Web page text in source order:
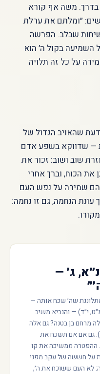
בדרך. משה אף קורא
״ומלתם את ערלת
שבלב. הפרשה
בקול ה׳ הוא
על כל זה תלויה
שהאויב הגדול של
— שדווקא בשפע אדם
שוב ושוב: זכור את
את הכוח, וברך אחרי
הם שמירה על נפש העם
עונת הנחמה, גם זו נחמה:
ג׳ —
שה׳ שכח אותה —
י״ד) — והנביא משיב
מרחם בן בטנה? גם אלה
גם אם אם תשכח את
ההפטרה ממשיכה את קו
על חששה של עקב מפני
לא העם ששוכח את ה׳,